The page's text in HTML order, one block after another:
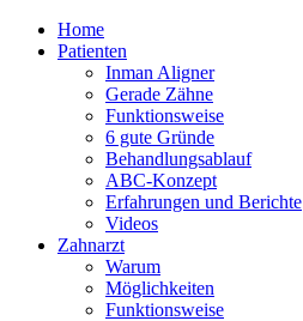
Home
Patienten
Inman Aligner
Gerade Zähne
Funktionsweise
6 gute Gründe
Behandlungsablauf
ABC-Konzept
Erfahrungen und Berichte
Videos
Zahnarzt
Warum
Möglichkeiten
Funktionsweise